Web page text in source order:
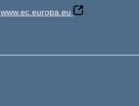
www.ec.europa.eu